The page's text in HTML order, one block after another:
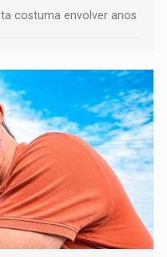
costuma envolver anos